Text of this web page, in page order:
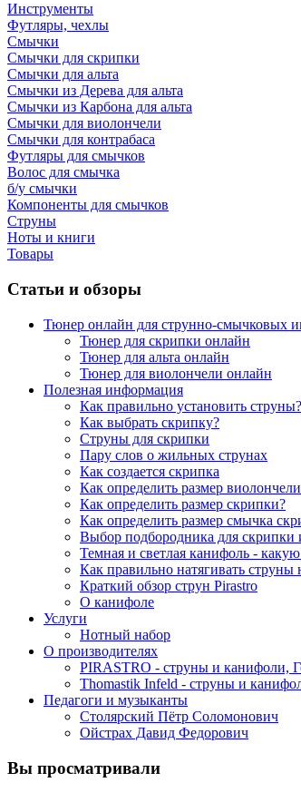
Инструменты
Футляры, чехлы
Смычки
Смычки для скрипки
Смычки для альта
Смычки из Дерева для альта
Смычки из Карбона для альта
Смычки для виолончели
Смычки для контрабаса
Футляры для смычков
Волос для смычка
б/у смычки
Компоненты для смычков
Струны
Ноты и книги
Товары
Статьи и обзоры
Тюнер онлайн для струнно-смычковых
Тюнер для скрипки онлайн
Тюнер для альта онлайн
Тюнер для виолончели онлайн
Полезная информация
Как правильно установить струны?
Как выбрать скрипку?
Струны для скрипки
Пару слов о жильных струнах
Как создается скрипка
Как определить размер
Как определить размер скрипки?
Как определить размер смычка
Выбор подбородника для скрипки
Темная и светлая канифоль -
Как правильно натягивать
Краткий обзор струн Pirastro
О канифоле
Услуги
Нотный набор
О производителях
PIRASTRO - струны и канифоли,
Thomastik Infeld - струны и
Педагоги и музыканты
Столярский Пётр Соломонович
Ойстрах Давид Федорович
Вы просматривали